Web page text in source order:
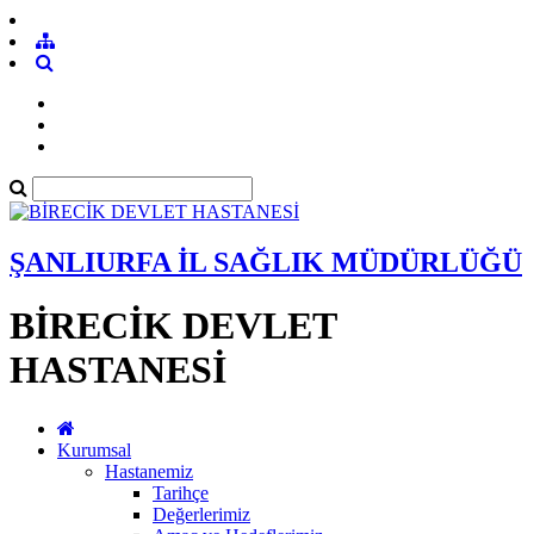
ŞANLIURFA İL SAĞLIK MÜDÜRLÜĞÜ
BİRECİK DEVLET
HASTANESİ
Kurumsal
Hastanemiz
Tarihçe
Değerlerimiz